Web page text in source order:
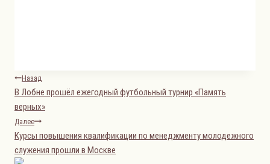
Навигация
по
записям
Назад
В Лобне прошёл ежегодный футбольный турнир «Память
верных»
Далее
Курсы повышения квалификации по менеджменту молодежного
служения прошли в Москве